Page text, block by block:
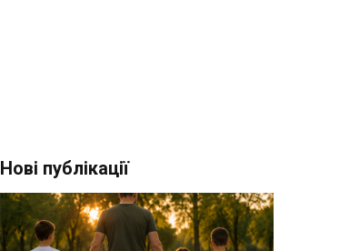
Нові публікації